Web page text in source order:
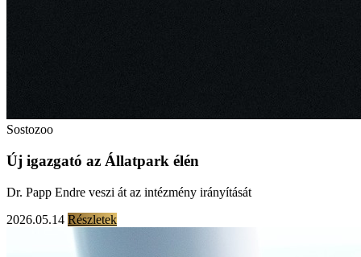
Sostozoo
Új igazgató az Állatpark élén
Dr. Papp Endre veszi át az intézmény irányítását
2026.05.14 Részletek